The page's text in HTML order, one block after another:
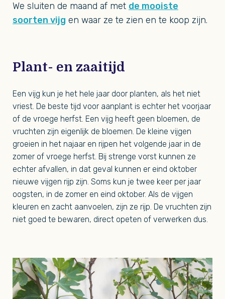
We sluiten de maand af met de mooiste
soorten vijg en waar ze te zien en te koop zijn.
Plant- en zaaitijd
Een vijg kun je het hele jaar door planten, als het niet
vriest. De beste tijd voor aanplant is echter het voorjaar
of de vroege herfst. Een vijg heeft geen bloemen, de
vruchten zijn eigenlijk de bloemen. De kleine vijgen
groeien in het najaar en rijpen het volgende jaar in de
zomer of vroege herfst. Bij strenge vorst kunnen ze
echter afvallen, in dat geval kunnen er eind oktober
nieuwe vijgen rijp zijn. Soms kun je twee keer per jaar
oogsten, in de zomer en eind oktober. Als de vijgen
kleuren en zacht aanvoelen, zijn ze rijp. De vruchten zijn
niet goed te bewaren, direct opeten of verwerken dus.